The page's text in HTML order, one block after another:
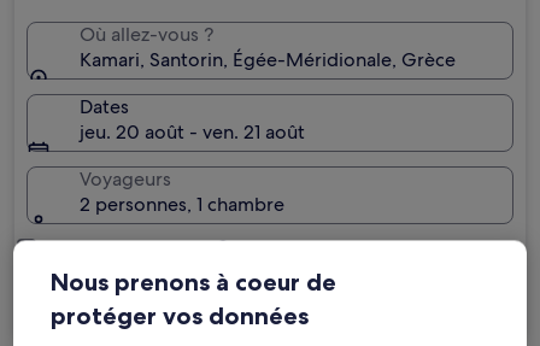
Où allez-vous ?
Kamari, Santorin, Égée-Méridionale, Grèce
Dates
jeu. 20 août - ven. 21 août
Voyageurs
2 personnes, 1 chambre
Rechercher
Nous prenons à coeur de
protéger vos données